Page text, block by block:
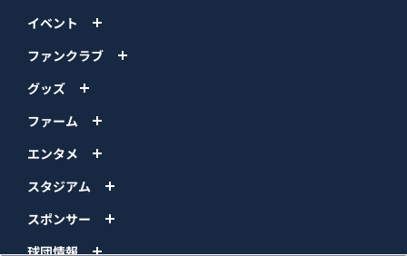
イベント
ファンクラブ
グッズ
ファーム
エンタメ
スタジアム
スポンサー
球団情報